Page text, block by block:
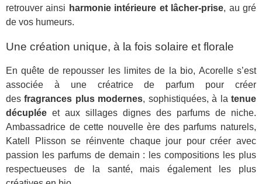
retrouver ainsi harmonie intérieure et lâcher-prise, au gré
de vos humeurs.
Une création unique, à la fois solaire et florale
En quête de repousser les limites de la bio, Acorelle s’est
associée à une créatrice de parfum pour créer
des fragrances plus modernes, sophistiquées, à latenue
décuplée et aux sillages dignes des parfums de niche.
Ambassadrice de cette nouvelle ère des parfums naturels,
Katell Plisson se réinvente chaque jour pour créer avec
passion les parfums de demain : les compositions les plus
respectueuses de la santé, mais également les plus